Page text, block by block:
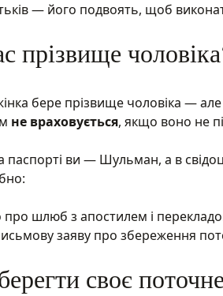
— його подвоять, щоб
прізвище
бере прізвище чоловіка —
не враховується, якщо воно не
паспорті ви — Шульман, а в
про шлюб з апостилем і
заяву про збереження
своє